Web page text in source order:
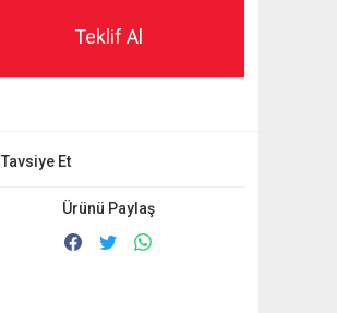
Teklif Al
Tavsiye Et
Ürünü Paylaş